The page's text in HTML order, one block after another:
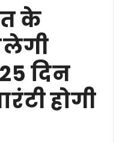
के
दिन
होगी